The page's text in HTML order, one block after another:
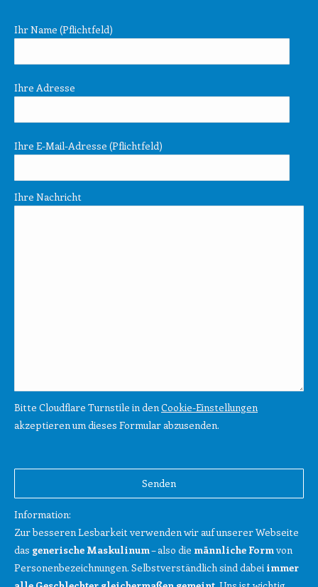
Ihr Name (Pflichtfeld)
Ihre Adresse
Ihre E-Mail-Adresse (Pflichtfeld)
Ihre Nachricht
Bitte Cloudflare Turnstile in denCookie-Einstellungen
akzeptieren um dieses Formular abzusenden.
lasse
leer.
Bitte
Information:
Zur besseren Lesbarkeit verwenden wir auf unserer Webseite
das generische Maskulinum– also die männliche Formvon
Personenbezeichnungen. Selbstverständlich sind dabei immer